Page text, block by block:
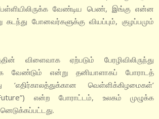
‘பள்ளியிலிருக்க வேண்டிய பெண், இங்கு என்ன
கடந்து போனவர்களுக்கு வியப்பும், குழப்பமும்
விளைவாக ஏற்படும் பேரழிவிலிருந்து
வேண்டும் என்று தனியாளாகப் போராடத்
‘எதிர்காலத்துக்கான வெள்ளிக்கிழமைகள்’
என்ற போராட்டம், உலகம் முழுக்க